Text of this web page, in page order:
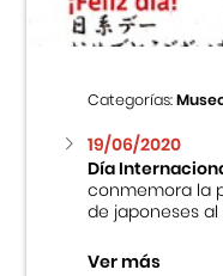
Categorías:
19/06/2020
Día
conmemora la
de japoneses
Ver más